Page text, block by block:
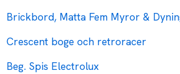
Brickbord, Matta Fem Myror &
Crescent boge och retroracer
Beg. Spis Electrolux